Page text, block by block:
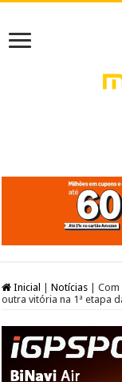
Inicial Notícias
outra vitória na 1ª etapa